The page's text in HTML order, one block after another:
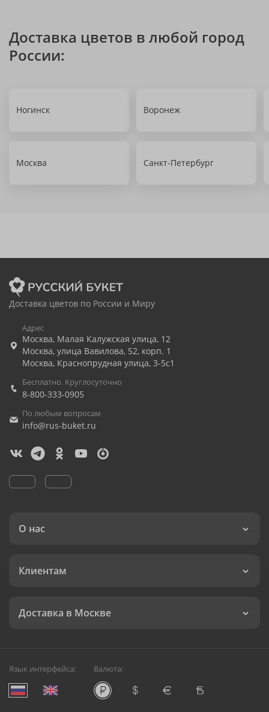
Доставка цветов в любой город
России:
Ногинск Воронеж
Москва Санкт-Петербург
Доставка цветов по России и Миру
Адрес
Москва, Малая Калужская улица, 12
Москва, улица Вавилова, 52, корп. 1
Москва, Краснопрудная улица, 3-5с1
Бесплатно. Круглосуточно
8-800-333-0905
По любым вопросам
info@rus-buket.ru
О нас
Клиентам
Доставка в Москве
Язык интерфейса: Валюта: